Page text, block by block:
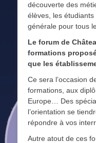
découverte des
élèves, les étudiants
générale pour tous
Le forum de
formations
que les
Ce sera l’occasion
formations, aux
Europe… Des
l’orientation se
répondre à vos
Autre atout de ces